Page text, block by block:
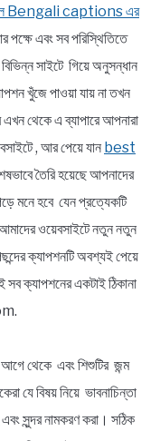
Bengali captions এর
এবং সব পরিস্থিতিতে
সাইটে গিয়ে অনুসন্ধান
খুঁজে পাওয়া যায় না তখন
থেকে এ ব্যাপারে আপনারা
, আর পেয়ে যান best
তৈরি হয়েছে আপনাদের
মনে হবে যেন প্রত্যেকটি
ওয়েবসাইটে নতুন নতুন
ক্যাপশনটি অবশ্যই পেয়ে
ক্যাপশনের একটাই ঠিকানা
থেকে এবং শিশুটির জন্ম
যে বিষয় নিয়ে ভাবনাচিন্তা
সুন্দর নামকরণ করা। সঠিক